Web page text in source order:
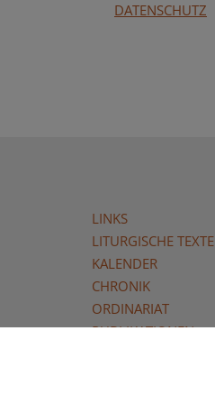
DATENSCHUTZ
LINKS
LITURGISCHE TEXTE
KALENDER
CHRONIK
ORDINARIAT
PUBLIKATIONEN